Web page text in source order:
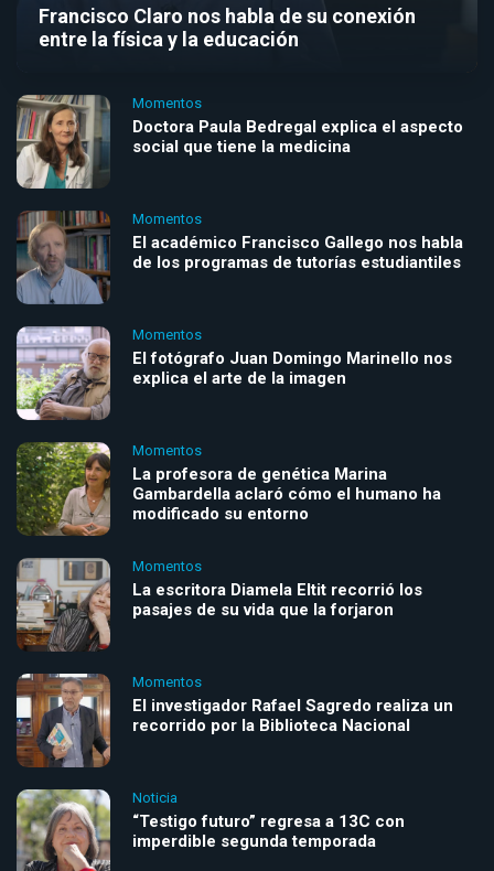
Francisco Claro nos habla de su conexión
entre la física y la educación
Momentos
Doctora Paula Bedregal explica el aspecto
social que tiene la medicina
Momentos
El académico Francisco Gallego nos habla
de los programas de tutorías estudiantiles
Momentos
El fotógrafo Juan Domingo Marinello nos
explica el arte de la imagen
Momentos
La profesora de genética Marina
Gambardella aclaró cómo el humano ha
modificado su entorno
Momentos
La escritora Diamela Eltit recorrió los
pasajes de su vida que la forjaron
Momentos
El investigador Rafael Sagredo realiza un
recorrido por la Biblioteca Nacional
Noticia
“Testigo futuro” regresa a 13C con
imperdible segunda temporada